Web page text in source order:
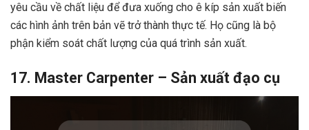
yêu cầu về chất liệu để đưa xuống cho ê kíp sản xuất biến
các hình ảnh trên bản vẽ trở thành thực tế. Họ cũng là bộ
phận kiểm soát chất lượng của quá trình sản xuất.
17. Master Carpenter – Sản xuất đạo cụ